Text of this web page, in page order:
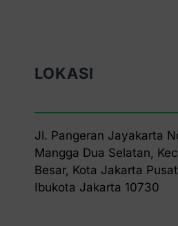
LOKASI
Jl. Pangeran Jayakarta
Mangga Dua Selatan,
Besar, Kota Jakarta
Ibukota Jakarta 10730